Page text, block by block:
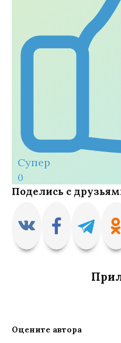
Супер
0
Поделись с
Оцените автора